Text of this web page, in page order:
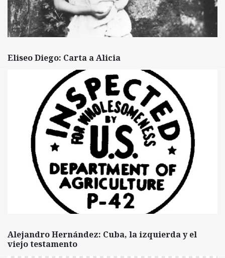
Eliseo Diego: Carta a Alicia
Alejandro Hernández: Cuba, la izquierda y el
viejo testamento